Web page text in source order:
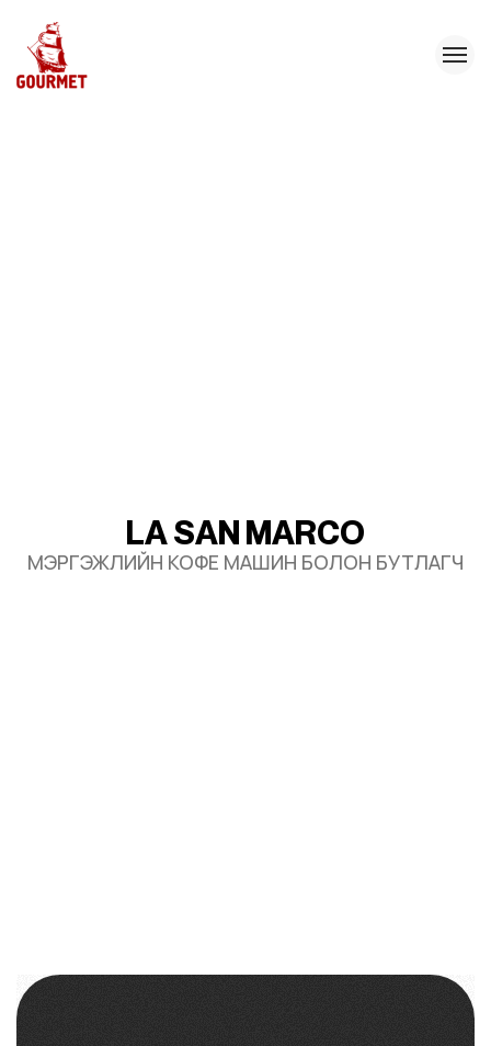
LASANMARCO
МЭРГЭЖЛИЙН КОФЕ МАШИН БОЛОН БУТЛАГЧ